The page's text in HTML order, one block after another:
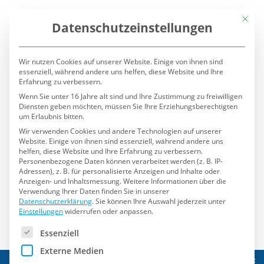
Mit
Datenschutzeinstellungen
Wir nutzen Cookies auf unserer Website. Einige von ihnen sind
essenziell, während andere uns helfen, diese Website und Ihre
Erfahrung zu verbessern.
Wenn Sie unter 16 Jahre alt sind und Ihre Zustimmung zu freiwilligen
Diensten geben möchten, müssen Sie Ihre Erziehungsberechtigten
um Erlaubnis bitten.
Wir verwenden Cookies und andere Technologien auf unserer
Website. Einige von ihnen sind essenziell, während andere uns
helfen, diese Website und Ihre Erfahrung zu verbessern.
Personenbezogene Daten können verarbeitet werden (z. B. IP-
Adressen), z. B. für personalisierte Anzeigen und Inhalte oder
Anzeigen- und Inhaltsmessung.Weitere Informationen über die
Verwendung Ihrer Daten finden Sie in unserer
Datenschutzerklärung.Sie können Ihre Auswahl jederzeit unter
Einstellungenwiderrufen oder anpassen.
Es folgt eine Liste der Service-Gruppen, für die eine
Essenziell
Externe Medien